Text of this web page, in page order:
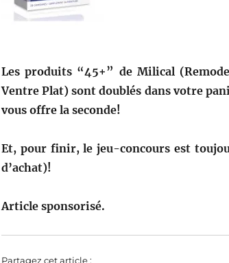
Les produits “45+” de Milical
Ventre Plat) sont doublés dans votre
vous offre la seconde!
Et, pour finir, le jeu-concours est
d’achat)!
Article sponsorisé.
Partagez cet article :